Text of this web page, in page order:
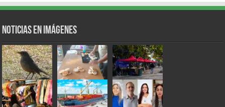
Noticias en Imágenes